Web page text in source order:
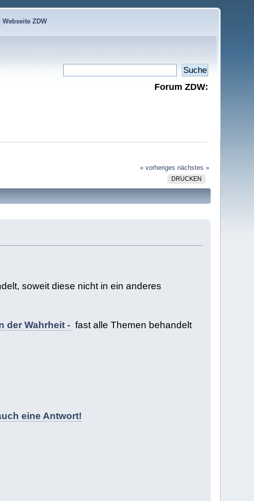
Webseite ZDW
Forum ZDW:
« vorheriges nächstes »
DRUCKEN
soweit diese nicht in ein anderes
der Wahrheit - fast alle Themen behandelt
eine Antwort!